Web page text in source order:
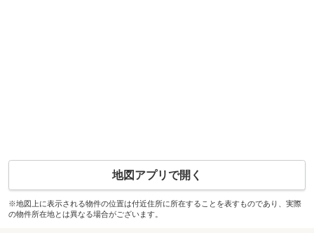
地図アプリで開く
※地図上に表示される物件の位置は付近住所に所在することを表すものであり、実際
の物件所在地とは異なる場合がございます。